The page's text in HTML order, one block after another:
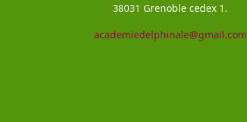
38031 Grenoble cedex 1.
academiedelphinale@gmail.com